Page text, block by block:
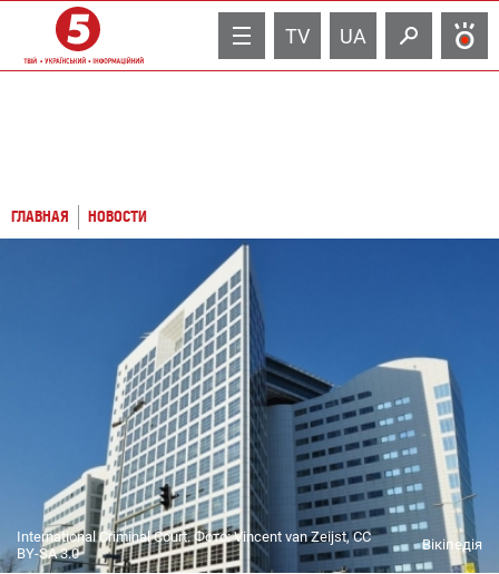
TV UA
ГЛАВНАЯ НОВОСТИ
International Criminal Court. Фото: Vincent van Zeijst, CC
BY-SA 3.0
Вікіпедія